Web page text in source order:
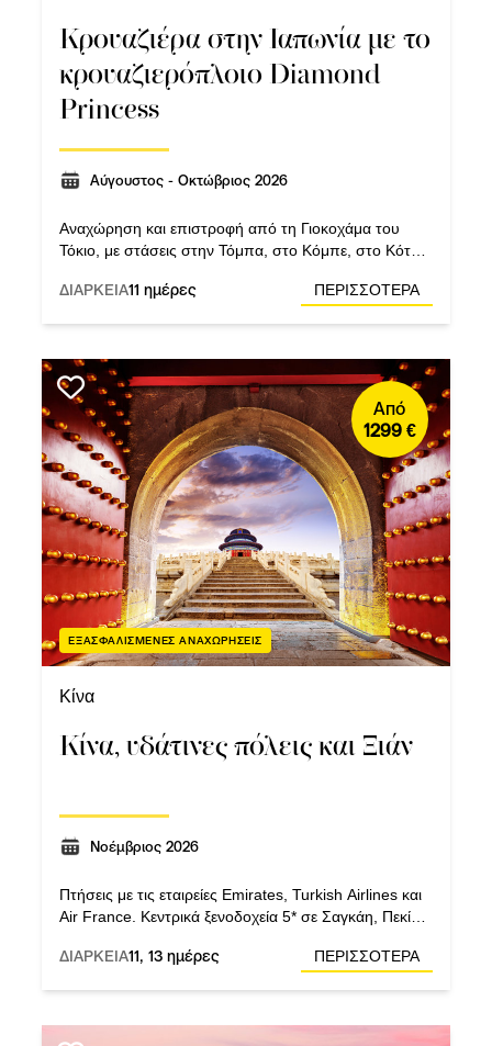
Κρουαζιέρα στην Ιαπωνία με το
κρουαζιερόπλοιο Diamond
Princess
Αύγουστος - Οκτώβριος 2026
Αναχώρηση και επιστροφή από τη Γιοκοχάμα του
Τόκιο, με στάσεις στην Τόμπα, στο Κόμπε, στο Κότσι,
Ναγκασάκι και στη Σιμίζου.
ΔΙΑΡΚΕΙΑ11 ημέρες ΠΕΡΙΣΣΟΤΕΡΑ
Από
1299 €
ΕΞΑΣΦΑΛΙΣΜΕΝΕΣ ΑΝΑΧΩΡΗΣΕΙΣ
Κίνα
Κίνα, υδάτινες πόλεις και Ξιάν
Νοέμβριος 2026
Πτήσεις με τις εταιρείες Emirates, Turkish Airlines και
Air France. Κεντρικά ξενοδοχεία 5* σε Σαγκάη, Πεκίνο,
πρωτεύουσα της Κίνας, το Πεκίνο.
ΔΙΑΡΚΕΙΑ11, 13 ημέρες ΠΕΡΙΣΣΟΤΕΡΑ